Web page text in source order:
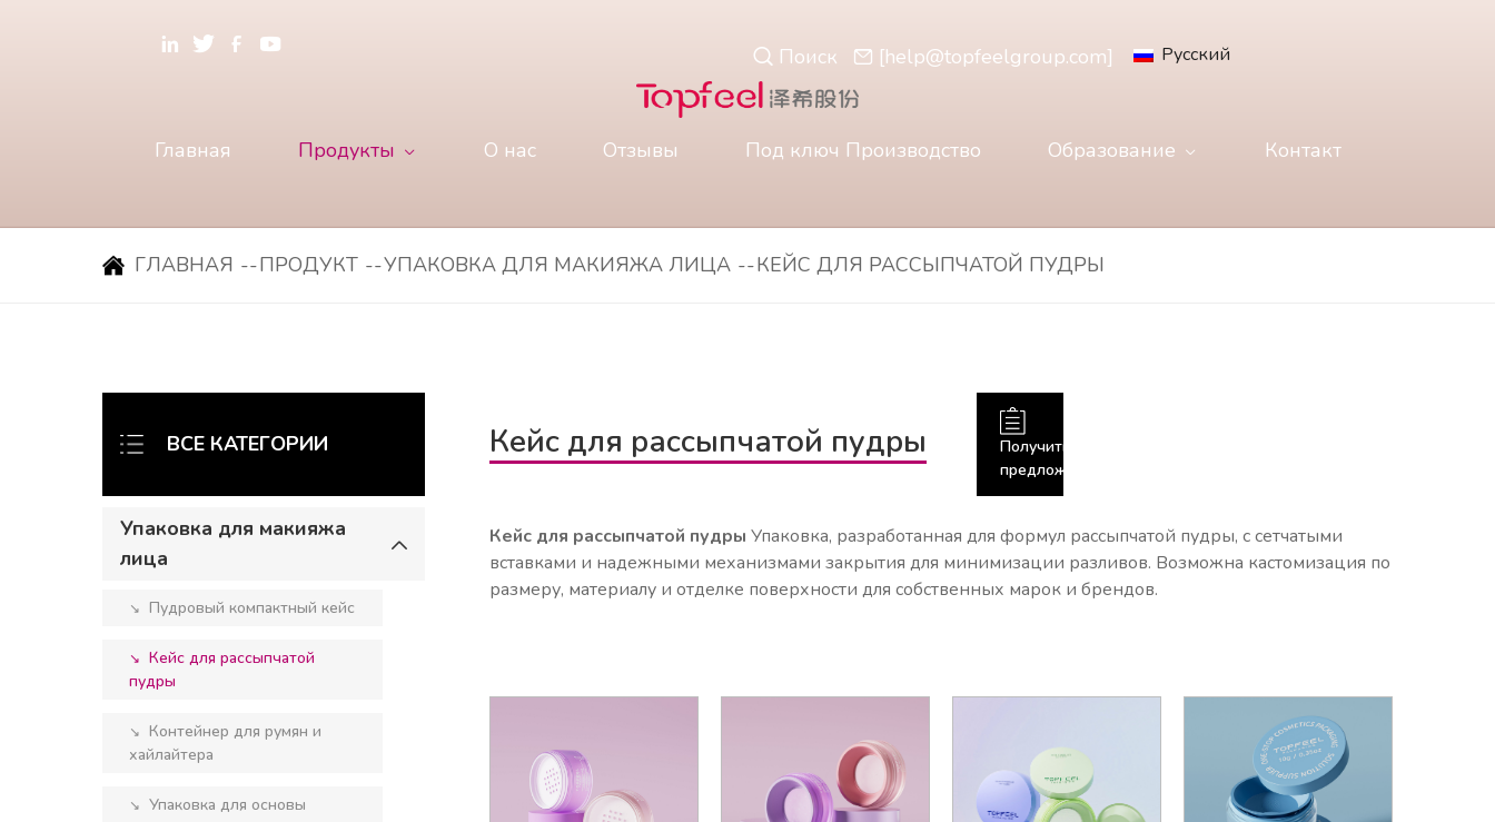
Поиск [help@topfeelgroup.com] Русский
Главная Продукты О нас Отзывы Под ключ Производство Образование Контакт
ГЛАВНАЯ --ПРОДУКТ --УПАКОВКА ДЛЯ МАКИЯЖА ЛИЦА --КЕЙС ДЛЯ РАССЫПЧАТОЙ ПУДРЫ
ВСЕ КАТЕГОРИИ
Упаковка для макияжа
лица
↘︎ Пудровый компактный кейс
↘︎ Кейс для рассыпчатой
пудры
↘︎ Контейнер для румян и
хайлайтера
↘︎ Упаковка для основы
Кейс для рассыпчатой пудры
Получить
предложение
Кейс для рассыпчатой пудры Упаковка, разработанная для формул рассыпчатой пудры, с сетчатыми
вставками и надежными механизмами закрытия для минимизации разливов. Возможна кастомизация по
размеру, материалу и отделке поверхности для собственных марок и брендов.